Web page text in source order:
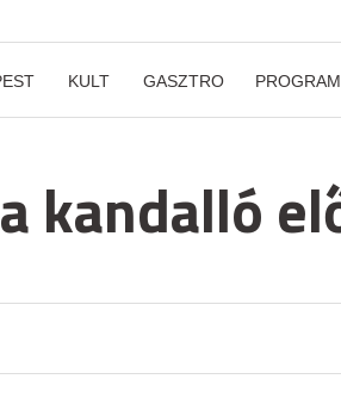
KULT GASZTRO
kandalló